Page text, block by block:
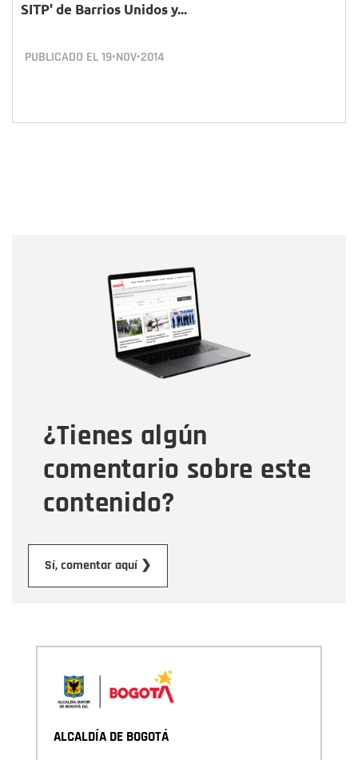
SITP' de Barrios Unidos y...
PUBLICADO EL19•NOV•2014
¿Tienes algún
comentario sobre este
contenido?
Sí, comentar aquí ❯
Correo electrónico
Tipo de comentario
Mensaje
ALCALDÍA DE BOGOTÁ